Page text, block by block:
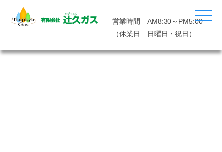
営業時間 AM8:30～PM5:00
（休業日 日曜日・祝日）